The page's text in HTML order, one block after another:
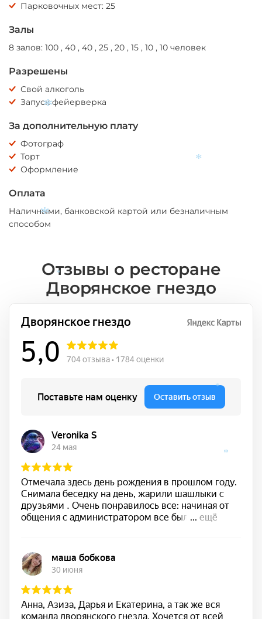
Парковочных мест: 25
Залы
8 залов: 100 , 40 , 40 , 25 , 20 , 15 , 10 , 10 человек
Разрешены
Свой алкоголь
Запуск фейерверка
За дополнительную плату
Фотограф
Торт
Оформление
Оплата
Наличными, банковской картой или безналичным
способом
Отзывы о ресторане
Дворянское гнездо
*
*
*
*